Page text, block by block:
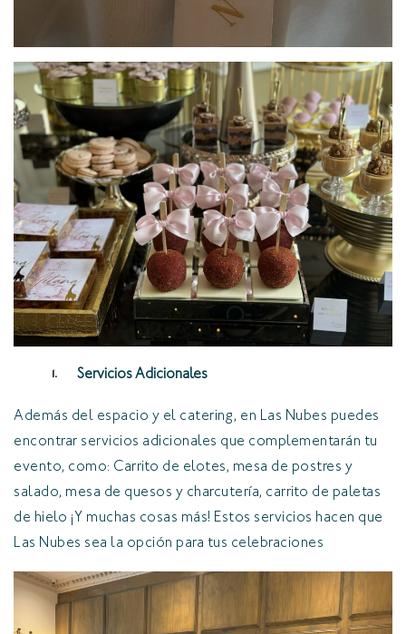
Servicios Adicionales
Además del espacio y el catering, en Las Nubes puedes
encontrar servicios adicionales que complementarán tu
evento, como: Carrito de elotes, mesa de postres y
salado, mesa de quesos y charcutería, carrito de paletas
de hielo ¡Y muchas cosas más! Estos servicios hacen que
Las Nubes sea la opción para tus celebraciones